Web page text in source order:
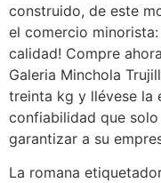
construido, de este
el comercio
calidad! Compre
Galeria Minchola
treinta kg y llévese la
confiabilidad que
garantizar a su
La romana